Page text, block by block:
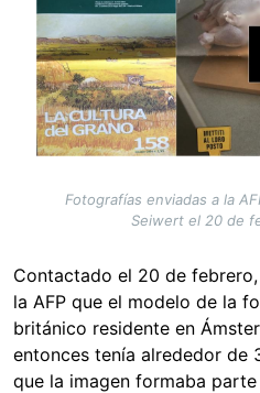
Fotografías enviadas a la
Seiwert el 20 de
Contactado el 20 de febrero,
la AFP que el modelo de la
británico residente en
entonces tenía alrededor de
que la imagen formaba parte